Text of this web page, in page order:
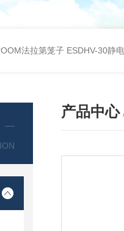
法拉第笼子 ESDHV-30静
产品中心